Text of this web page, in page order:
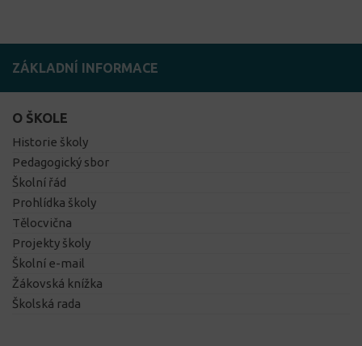
ZÁKLADNÍ INFORMACE
O ŠKOLE
Historie školy
Pedagogický sbor
Školní řád
Prohlídka školy
Tělocvična
Projekty školy
Školní e-mail
Žákovská knížka
Školská rada